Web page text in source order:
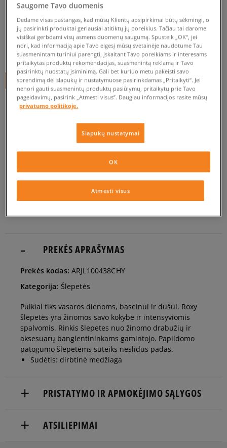
0.0( 0)
5€
+ 5 tšk.SizeerClub
Prekė neprieinama
Jei prekė vėl bus sandėlyje, gausi pranešimą iš mūsų.
36 23 cm Pranešti man
37 24 cm
39 25,5 cm Pranešti man
40 26 cm Pranešti man
PATIKRINK PRIEINAMUMĄ PARDUOTUVĖJE
PREKĖS APRAŠYMAS
Prekės kodas: ARJL100438CHY
Kategorija: Šlepetės
Puikiai tiks vasaros dienoms, baseinui ir dušui. Roxy
šlepetės yra žinomos savo kokybe ir intensyviomis
spalvomis. Rinkis šlepetes nuo žinomo drabužių ir
aksesuarų banglentininkams gamintojo. Papildomo
patogumo šlepetėms suteiks neslidus padas.
Sudėtis: dirbtinė medžiaga
PRISTATYMO IR APMOKĖJIMO SĄLYGOS
ATSILIEPIMAI
Saugome Tavo duomenis
Dedame visas pastangas, kad mūsų Klientų apsipirkimai būtų sėkmingi, o
jų pasirinkti produktai geriausiai atitiktų jų poreikius. Tačiau tai darome
visiškai gerbdami visų asmens duomenų saugumą. Spustelk „OK“, jei
nori, kad informaciją apie Tavo elgesį mūsų svetainėje naudotume Tau
suasmenintam turiniui parengti, įskaitant Tavo poreikiams ir interesams
pritaikytas produktų rekomendacijas, suasmenintą reklamą ir Tavo
pasirinktų nuostatų įsiminimą. Gali bet kuriuo metu pakeisti savo
sprendimą dėl slapukų ir nustatymuose pasirinkdamas „Pritaikyti“. Jei
nenori gauti suasmenintų produktų pasiūlymų, pritaikytų prie Tavo
pageidavimų, pasirink „Atmesti visus”. Daugiau informacijos rasite mūsų
privatumo politikoje.
Slapukų nustatymai
Atmesti visus
OK